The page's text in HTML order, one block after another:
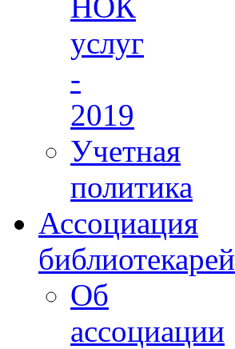
услуг
-
2019
Учетная
политика
Ассоциация
библиотекарей
Об
ассоциации